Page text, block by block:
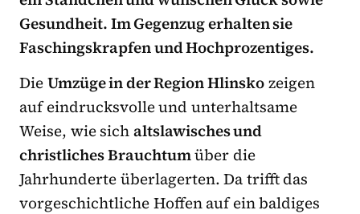
Gesundheit. Im Gegenzug erhalten sie
Faschingskrapfen und Hochprozentiges.
DieUmzüge in der Region Hlinskozeigen
auf eindrucksvolle und unterhaltsame
Weise, wie sichaltslawisches und
christliches Brauchtumüber die
Jahrhunderte überlagerten. Da trifft das
vorgeschichtliche Hoffen auf ein baldiges